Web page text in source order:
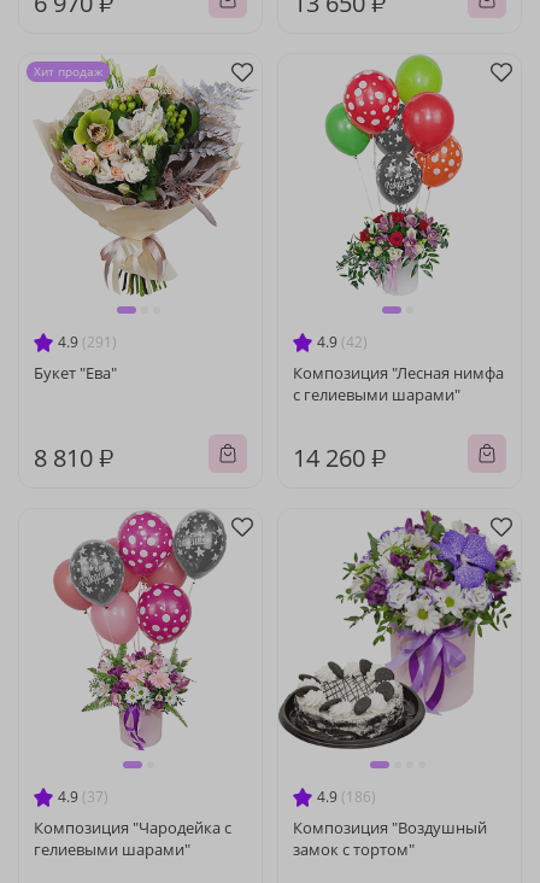
4.9 (291)
Букет "Ева"
8 810 ₽
Хит продаж
4.9 (42)
Композиция "Лесная нимфа
с гелиевыми шарами"
14 260 ₽
4.9 (37)
Композиция "Чародейка с
гелиевыми шарами"
4.9 (186)
Композиция "Воздушный
замок с тортом"